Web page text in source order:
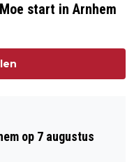
start in Arnhem
op 7 augustus